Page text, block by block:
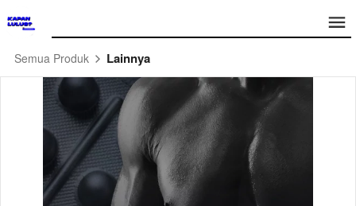
Semua Produk Lainnya